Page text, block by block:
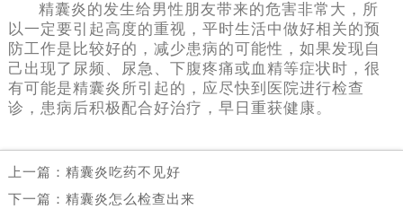
精囊炎的发生给男性朋友带来的危害非常大，所
以一定要引起高度的重视，平时生活中做好相关的预
防工作是比较好的，减少患病的可能性，如果发现自
己出现了尿频、尿急、下腹疼痛或血精等症状时，很
有可能是精囊炎所引起的，应尽快到医院进行检查
诊，患病后积极配合好治疗，早日重获健康。
上一篇： 精囊炎吃药不见好
下一篇： 精囊炎怎么检查出来